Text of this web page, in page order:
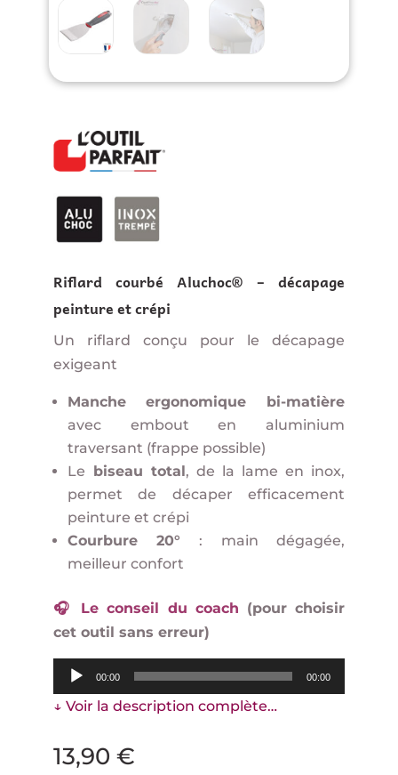
Riflard courbé Aluchoc® – décapage
peinture et crépi
Un riflard conçu pour le décapage
exigeant
Manche ergonomique bi-matière
avec embout en aluminium
traversant (frappe possible)
Le biseau total, de la lame en inox,
permet de décaper efficacement
peinture et crépi
Courbure 20° : main dégagée,
meilleur confort
🎧 Le conseil du coach (pour choisir
cet outil sans erreur)
Lecteur
audio
00:00 00:00
↓ Voir la description complète…
13,90 €